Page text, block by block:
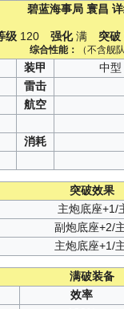
碧蓝海事局 寰昌
级 120 强化满 突破
综合性能： （不含舰
装甲 中型
雷击
航空
消耗
突破效果
主炮底座+1/
副炮底座+2/
主炮底座+1/
满破装备
效率